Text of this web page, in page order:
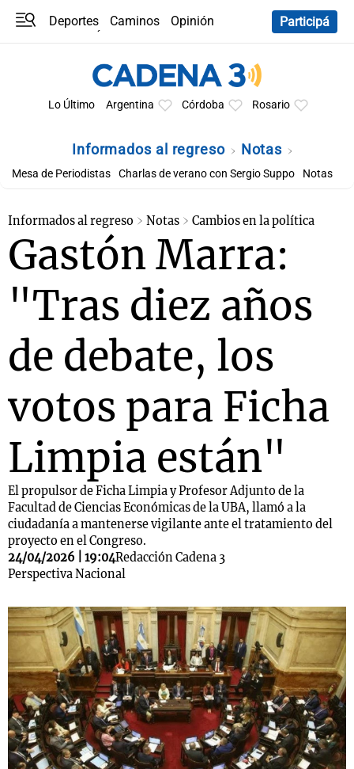
Deportes Caminos
Opinión
Participá
Lo Último Argentina Córdoba Rosario
Informados al regreso Notas
Mesa de Periodistas Charlas de verano con Sergio Suppo Notas
Informados al regreso Notas Cambios en la política
Gastón Marra:
"Tras diez años
de debate, los
votos para Ficha
Limpia están"
El propulsor de Ficha Limpia y Profesor Adjunto de la
Facultad de Ciencias Económicas de la UBA, llamó a la
ciudadanía a mantenerse vigilante ante el tratamiento del
proyecto en el Congreso.
24/04/2026 | 19:04Redacción Cadena 3
Perspectiva Nacional